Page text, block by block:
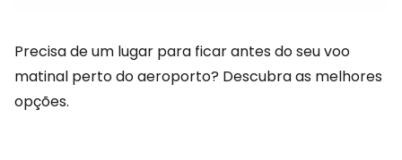
Precisa de um lugar para ficar antes do seu voo
matinal perto do aeroporto? Descubra as melhores
opções.